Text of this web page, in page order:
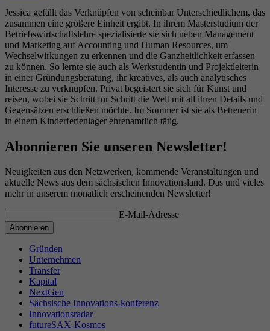
Jessica gefällt das Verknüpfen von scheinbar Unterschiedlichem, das
zusammen eine größere Einheit ergibt. In ihrem Masterstudium der
Betriebswirtschaftslehre spezialisierte sie sich neben Management
und Marketing auf Accounting und Human Resources, um
Wechselwirkungen zu erkennen und die Ganzheitlichkeit erfassen
zu können. So lernte sie auch als Werkstudentin und Projektleiterin
in einer Gründungsberatung, ihr kreatives, als auch analytisches
Interesse zu verknüpfen. Privat begeistert sie sich für Kunst und
reisen, wobei sie Schritt für Schritt die Welt mit all ihren Details und
Gegensätzen erschließen möchte. Im Sommer ist sie als Betreuerin
in einem Kinderferienlager ehrenamtlich tätig.
Abonnieren Sie unseren Newsletter!
Neuigkeiten aus den Netzwerken, kommende Veranstaltungen und
aktuelle News aus dem sächsischen Innovationsland. Das und vieles
mehr in unserem monatlich erscheinenden Newsletter!
E-Mail-Adresse
Gründen
Unternehmen
Transfer
Kapital
NextGen
Sächsische Innovations-konferenz
Innovationsradar
futureSAX-Kosmos